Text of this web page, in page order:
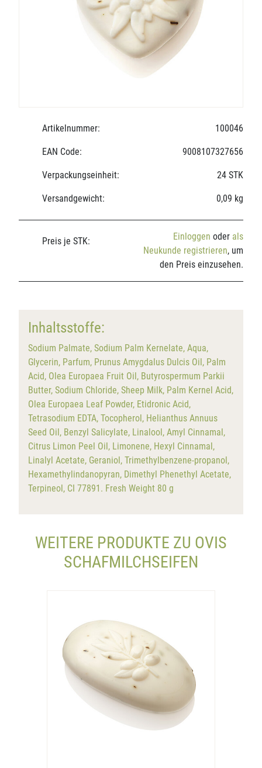
Artikelnummer: 100046
EAN Code: 9008107327656
Verpackungseinheit: 24 STK
Versandgewicht: 0,09 kg
Preis je STK: Einloggen oder als
Neukunde registrieren, um
den Preis einzusehen.
Inhaltsstoffe:
Sodium Palmate, Sodium Palm Kernelate, Aqua,
Glycerin, Parfum, Prunus Amygdalus Dulcis Oil, Palm
Acid, Olea Europaea Fruit Oil, Butyrospermum Parkii
Butter, Sodium Chloride, Sheep Milk, Palm Kernel Acid,
Olea Europaea Leaf Powder, Etidronic Acid,
Tetrasodium EDTA, Tocopherol, Helianthus Annuus
Seed Oil, Benzyl Salicylate, Linalool, Amyl Cinnamal,
Citrus Limon Peel Oil, Limonene, Hexyl Cinnamal,
Linalyl Acetate, Geraniol, Trimethylbenzene-propanol,
Hexamethylindanopyran, Dimethyl Phenethyl Acetate,
Terpineol, CI 77891. Fresh Weight 80 g
WEITERE PRODUKTE ZU OVIS
SCHAFMILCHSEIFEN